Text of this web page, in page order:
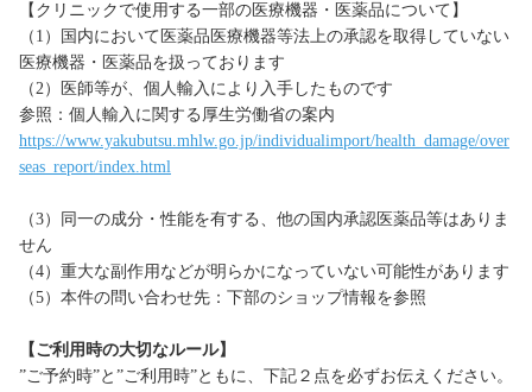
【クリニックで使用する一部の医療機器・医薬品について】
（1）国内において医薬品医療機器等法上の承認を取得していない
医療機器・医薬品を扱っております
（2）医師等が、個人輸入により入手したものです
参照：個人輸入に関する厚生労働省の案内
https://www.yakubutsu.mhlw.go.jp/individualimport/health_damage/over
seas_report/index.html
（3）同一の成分・性能を有する、他の国内承認医薬品等はありま
せん
（4）重大な副作用などが明らかになっていない可能性があります
（5）本件の問い合わせ先：下部のショップ情報を参照
【ご利用時の大切なルール】
”ご予約時”と”ご利用時”ともに、下記２点を必ずお伝えください。